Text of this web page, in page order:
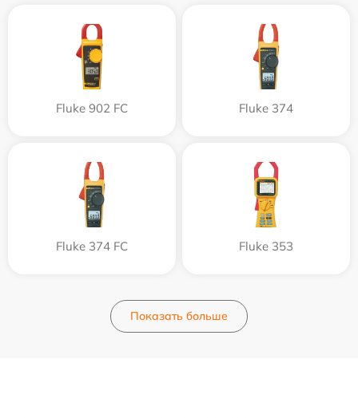
Fluke 902 FC Fluke 374
Fluke 374 FC Fluke 353
Показать больше